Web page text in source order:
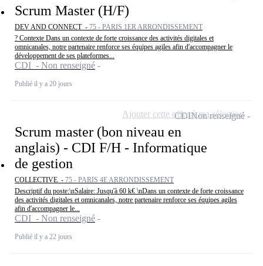
Scrum Master (H/F)
DEV AND CONNECT - 75 - PARIS 1ER ARRONDISSEMENT
? Contexte Dans un contexte de forte croissance des activités digitales et
omnicanales, notre partenaire renforce ses équipes agiles afin d'accompagner le
développement de ses plateformes...
CDI - Non renseigné
Publié il y a 20 jours
Scrum master (bon niveau en
anglais) - CDI F/H - Informatique
de gestion
COLLECTIVE - 75 - PARIS 4E ARRONDISSEMENT
Descriptif du poste:\nSalaire: Jusqu'à 60 k€ \nDans un contexte de forte croissance
des activités digitales et omnicanales, notre partenaire renforce ses équipes agiles
afin d'accompagner le...
CDI - Non renseigné
Publié il y a 22 jours
CDINon renseigné
Ajouter cette offre à ma sélection